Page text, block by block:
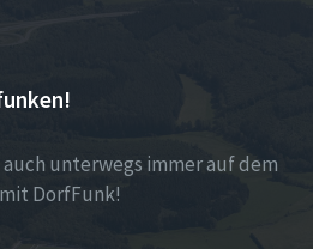
unterwegs immer auf dem
DorfFunk!